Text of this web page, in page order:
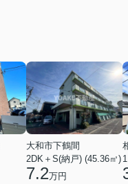
大和市下鶴間
2DK＋S(納戸) (45.36㎡)
7.2万円